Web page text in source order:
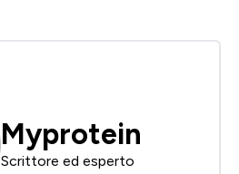
Myprotein
Scrittore ed esperto